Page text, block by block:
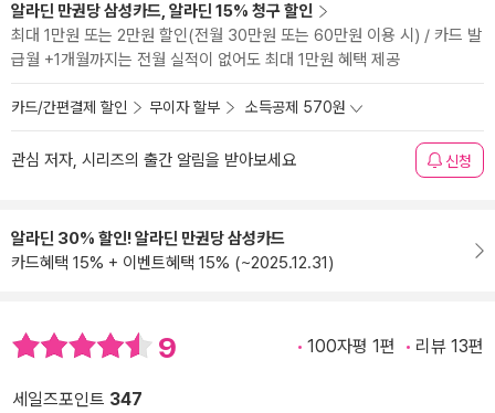
알라딘 만권당 삼성카드, 알라딘 15% 청구 할인
최대 1만원 또는 2만원 할인(전월 30만원 또는 60만원 이용 시) / 카드 발
급월 +1개월까지는 전월 실적이 없어도 최대 1만원 혜택 제공
카드/간편결제 할인 무이자 할부 소득공제 570원
관심 저자, 시리즈의 출간 알림을 받아보세요 신청
알라딘 30% 할인! 알라딘 만권당 삼성카드
카드혜택 15% + 이벤트혜택 15% (~2025.12.31)
9 100자평 1편 리뷰 13편
세일즈포인트 347